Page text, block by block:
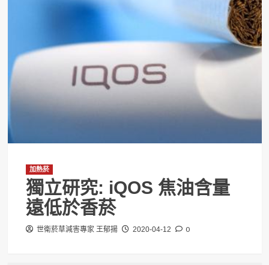
加熱菸
獨立研究: iQOS 焦油含量
遠低於香菸
世衛菸草減害專家 王郁揚 2020-04-12 0